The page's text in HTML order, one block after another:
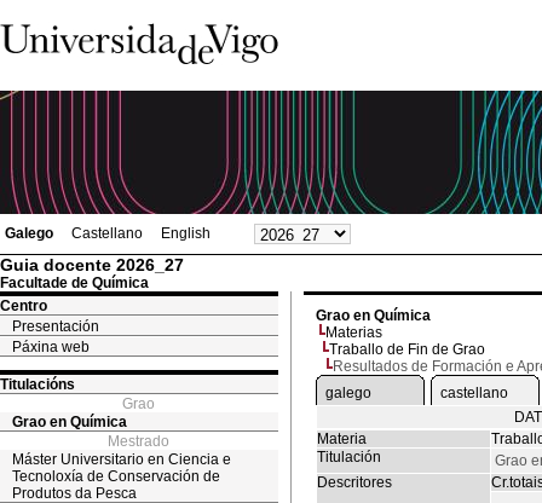
Galego Castellano English
Guia docente 2026_27
Facultade de Química
Centro
Presentación
Páxina web
Titulacións
Grao
Grao en Química
Mestrado
Máster Universitario en Ciencia e
Tecnoloxía de Conservación de
Produtos da Pesca
Grao en Química
Materias
Traballo de Fin de Grao
Resultados de Formación e
galego
castellano
Materia
Titulación
Grao
Descritores